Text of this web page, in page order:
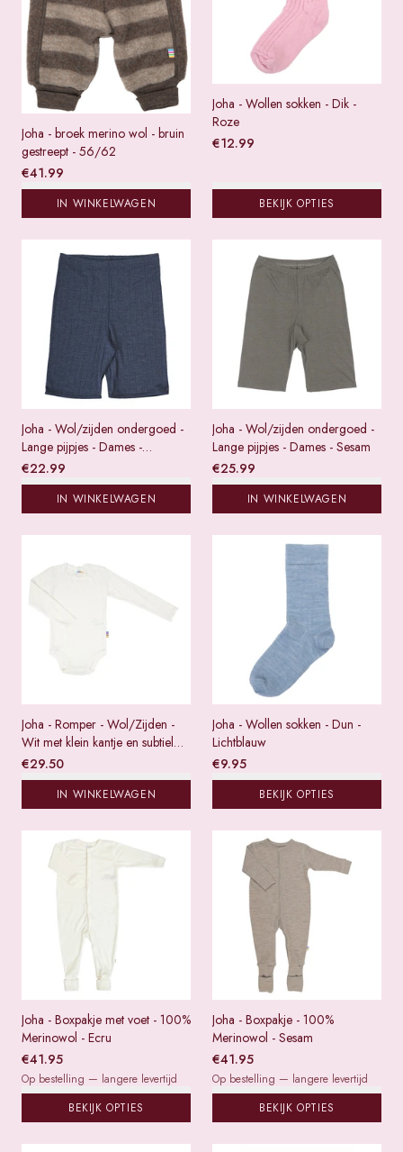
Joha - broek merino wol - bruin
gestreept - 56/62
€41.99
IN WINKELWAGEN
Joha - Wollen sokken - Dik -
Roze
€12.99
BEKIJK OPTIES
Joha - Wol/zijden ondergoed -
Lange pijpjes - Dames -
Donkerblauw
€22.99
IN WINKELWAGEN
Joha - Wol/zijden ondergoed -
Lange pijpjes - Dames - Sesam
€25.99
IN WINKELWAGEN
Joha - Romper - Wol/Zijden -
Wit met klein kantje en subtiel
patroontje
€29.50
IN WINKELWAGEN
Joha - Wollen sokken - Dun -
Lichtblauw
€9.95
BEKIJK OPTIES
Joha - Boxpakje met voet - 100%
Merinowol - Ecru
€41.95
Op bestelling — langere levertijd
BEKIJK OPTIES
Joha - Boxpakje - 100%
Merinowol - Sesam
€41.95
Op bestelling — langere levertijd
BEKIJK OPTIES